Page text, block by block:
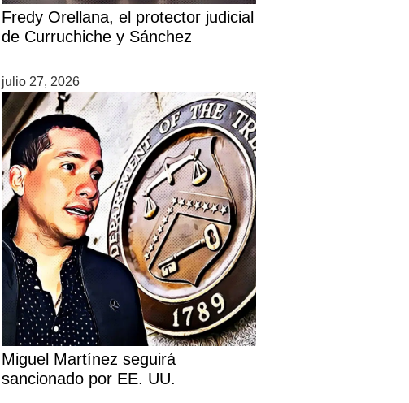
Fredy Orellana, el protector judicial
de Curruchiche y Sánchez
julio 27, 2026
Miguel Martínez seguirá
sancionado por EE. UU.